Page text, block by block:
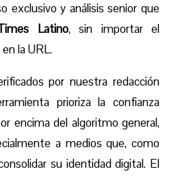
exclusivo y análisis senior que
Latino, sin importar el
la URL.
por nuestra redacción
prioriza la confianza
encima del algoritmo general,
a medios que, como
su identidad digital. El